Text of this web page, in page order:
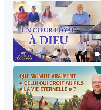
5:36
11:38